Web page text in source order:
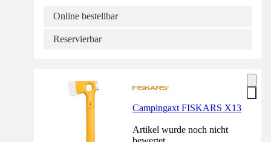
Online bestellbar
Reservierbar
Campingaxt FISKARS X13
Artikel wurde noch nicht